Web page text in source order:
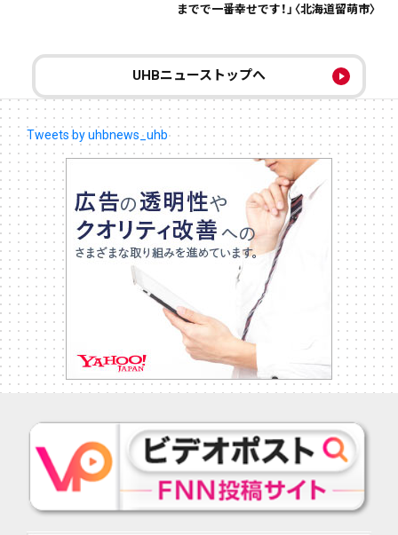
までで一番幸せです！」〈北海道留萌市〉
UHBニューストップへ
Tweets by uhbnews_uhb